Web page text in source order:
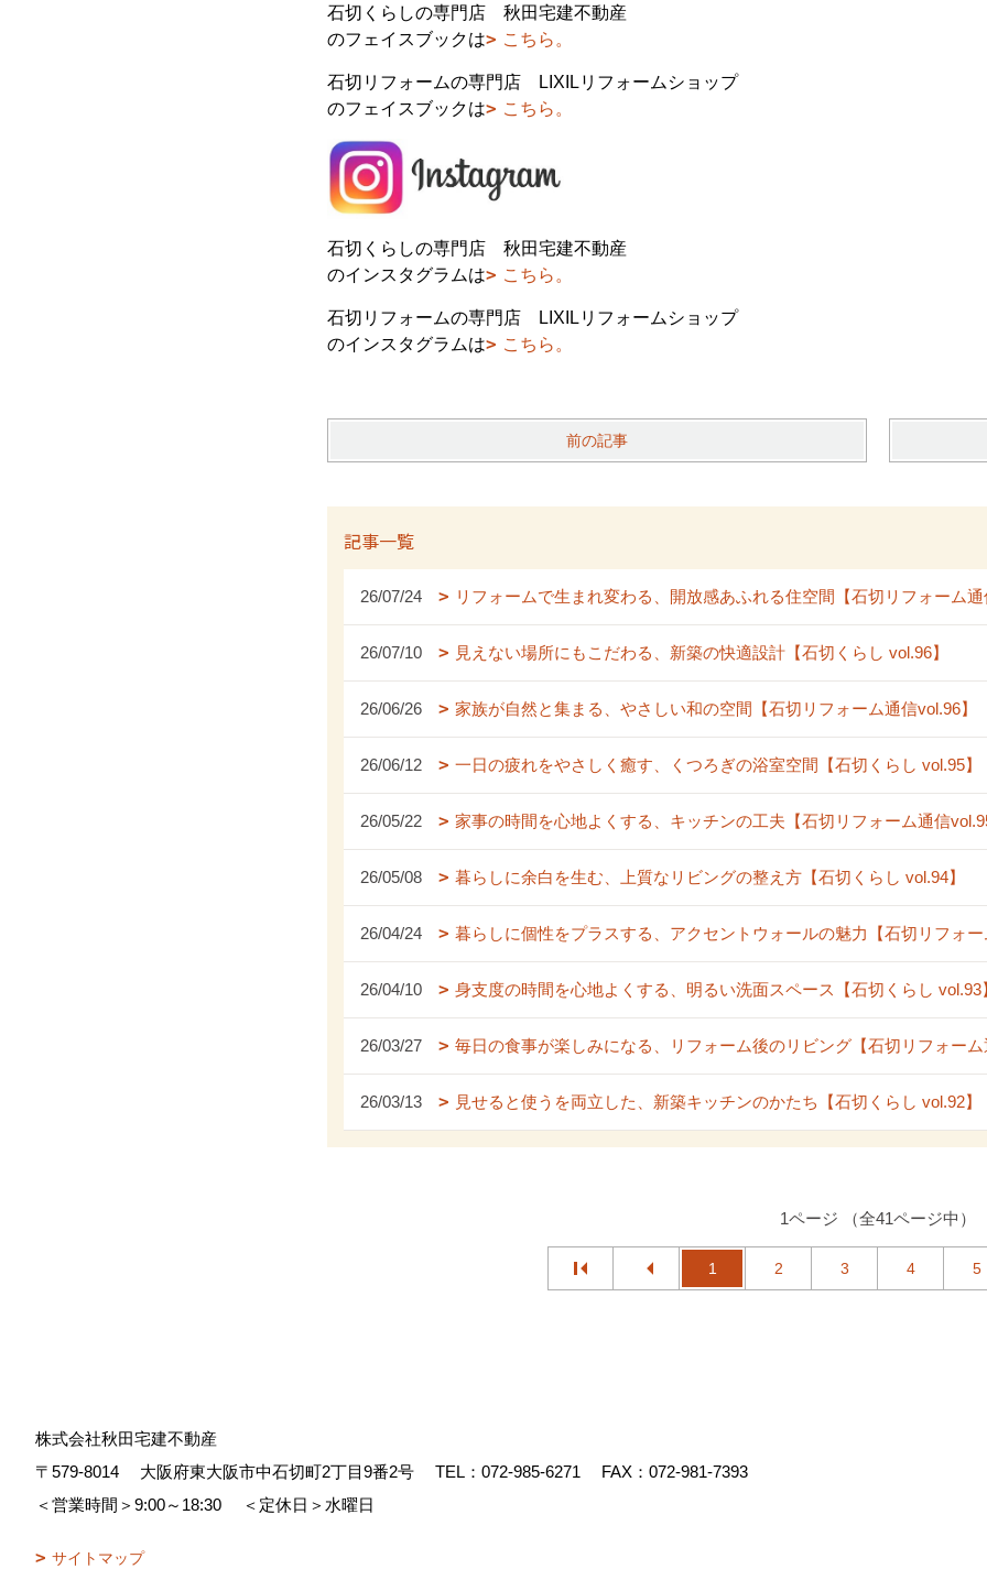
石切くらしの専門店 秋田宅建不動産
のフェイスブックは
こちら。
石切リフォームの専門店 LIXILリフォームショップ
のフェイスブックは
こちら。
石切くらしの専門店 秋田宅建不動産
のインスタグラムは
こちら。
石切リフォームの専門店 LIXILリフォームショップ
のインスタグラムは
こちら。
前の記事
記事一覧
26/07/24 リフォームで生まれ変わる、開放感あふれる住空間【石切リフォーム
26/07/10 見えない場所にもこだわる、新築の快適設計【石切くらし vol.96】
26/06/26 家族が自然と集まる、やさしい和の空間【石切リフォーム通信vol.96】
26/06/12 一日の疲れをやさしく癒す、くつろぎの浴室空間【石切くらし vol.95】
26/05/22 家事の時間を心地よくする、キッチンの工夫【石切リフォーム通信
26/05/08 暮らしに余白を生む、上質なリビングの整え方【石切くらし vol.94】
26/04/24 暮らしに個性をプラスする、アクセントウォールの魅力【石切リフォ
26/04/10 身支度の時間を心地よくする、明るい洗面スペース【石切くらし vol.93
26/03/27 毎日の食事が楽しみになる、リフォーム後のリビング【石切リフォー
26/03/13 見せると使うを両立した、新築キッチンのかたち【石切くらし vol.92】
1ページ （全41ページ中）
1 2 3 4 5
株式会社秋田宅建不動産
〒579-8014
大阪府東大阪市中石切町2丁目9番2号 TEL： 072-985-6271
FAX：072-981-7393
＜営業時間＞9:00～18:30
＜定休日＞水曜日
サイトマップ